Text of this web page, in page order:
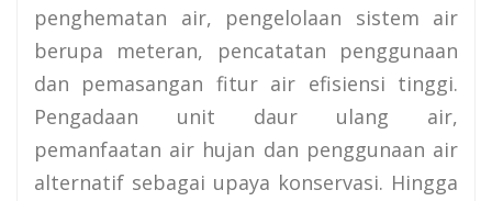
penghematan air, pengelolaan sistem air
berupa meteran, pencatatan penggunaan
dan pemasangan fitur air efisiensi tinggi.
Pengadaan unit daur ulang air,
pemanfaatan air hujan dan penggunaan air
alternatif sebagai upaya konservasi. Hingga